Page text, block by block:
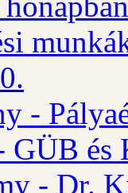
-
és
- Dr.